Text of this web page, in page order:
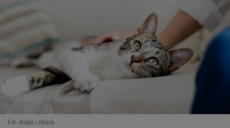
Fot. disqis / iStock